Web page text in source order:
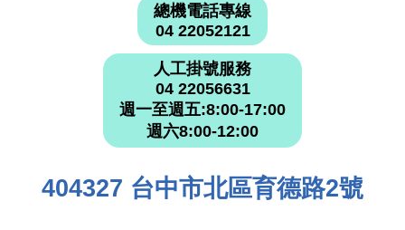
總機電話專線
04 22052121
人工掛號服務
04 22056631
週一至週五:8:00-17:00
週六8:00-12:00
404327 台中市北區育德路2號